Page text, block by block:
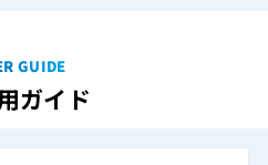
GUIDE
ガイド